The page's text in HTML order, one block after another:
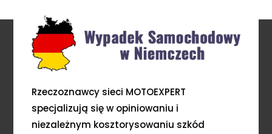
Rzeczoznawcy sieci MOTOEXPERT
specjalizują się w opiniowaniu i
niezależnym kosztorysowaniu szkód